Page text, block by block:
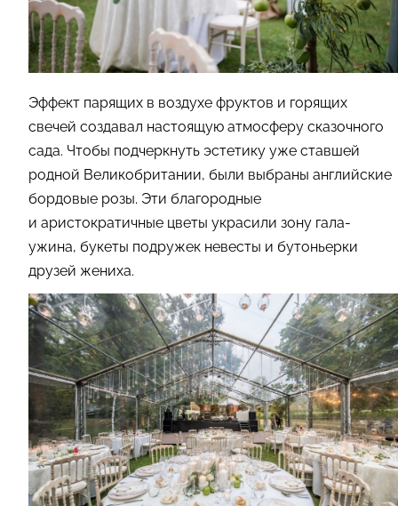
Эффект парящих в воздухе фруктов и горящих
свечей создавал настоящую атмосферу сказочного
сада. Чтобы подчеркнуть эстетику уже ставшей
родной Великобритании, были выбраны английские
бордовые розы. Эти благородные
и аристократичные цветы украсили зону гала-
ужина, букеты подружек невесты и бутоньерки
друзей жениха.